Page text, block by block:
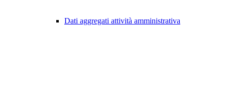
Dati aggregati attività amministrativa